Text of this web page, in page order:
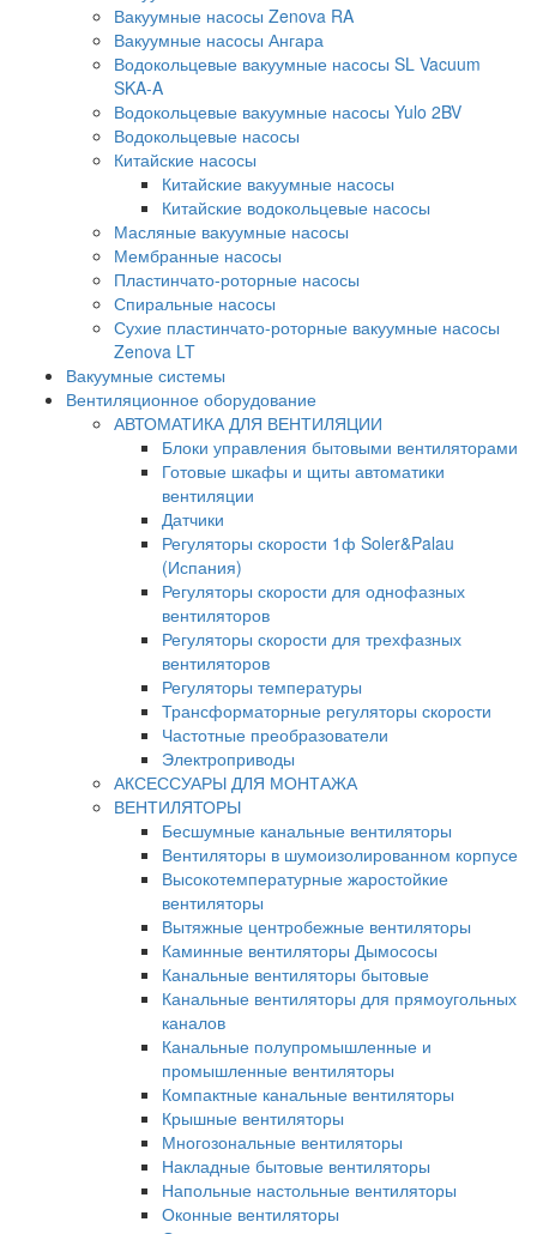
Вакуумные насосы Zenova RA
Вакуумные насосы Ангара
Водокольцевые вакуумные насосы SL Vacuum
SKA-A
Водокольцевые вакуумные насосы Yulo 2BV
Водокольцевые насосы
Китайские насосы
Китайские вакуумные насосы
Китайские водокольцевые насосы
Масляные вакуумные насосы
Мембранные насосы
Пластинчато-роторные насосы
Спиральные насосы
Сухие пластинчато-роторные вакуумные насосы
Zenova LT
Вакуумные системы
Вентиляционное оборудование
АВТОМАТИКА ДЛЯ ВЕНТИЛЯЦИИ
Блоки управления бытовыми вентиляторами
Готовые шкафы и щиты автоматики
вентиляции
Датчики
Регуляторы скорости 1ф Soler&Palau
(Испания)
Регуляторы скорости для однофазных
вентиляторов
Регуляторы скорости для трехфазных
вентиляторов
Регуляторы температуры
Трансформаторные регуляторы скорости
Частотные преобразователи
Электроприводы
АКСЕССУАРЫ ДЛЯ МОНТАЖА
ВЕНТИЛЯТОРЫ
Бесшумные канальные вентиляторы
Вентиляторы в шумоизолированном корпусе
Высокотемпературные жаростойкие
вентиляторы
Вытяжные центробежные вентиляторы
Каминные вентиляторы Дымососы
Канальные вентиляторы бытовые
Канальные вентиляторы для прямоугольных
каналов
Канальные полупромышленные и
промышленные вентиляторы
Компактные канальные вентиляторы
Крышные вентиляторы
Многозональные вентиляторы
Накладные бытовые вентиляторы
Напольные настольные вентиляторы
Оконные вентиляторы